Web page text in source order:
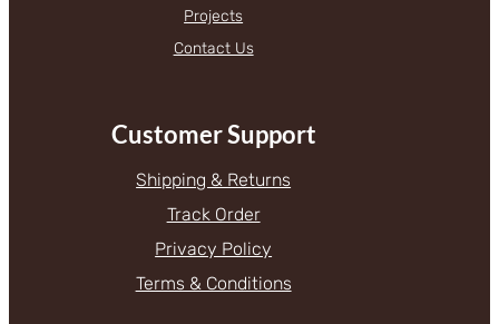
Projects
Contact Us
Customer Support
Shipping & Returns
Track Order
Privacy Policy
Terms & Conditions